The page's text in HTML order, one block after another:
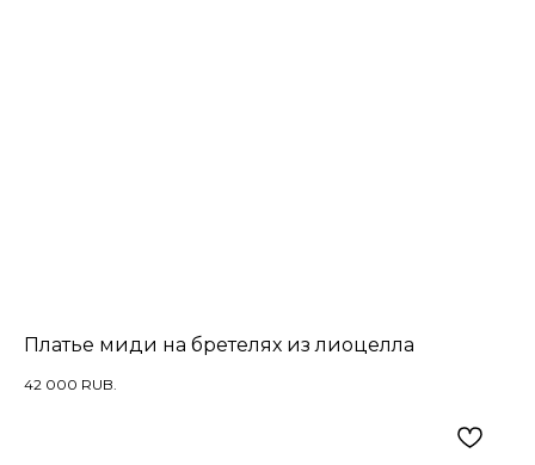
Платье миди на бретелях из лиоцелла
42 000 RUB.